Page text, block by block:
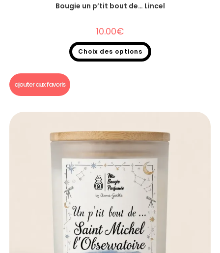
Bougie un p’tit bout de… Lincel
10.00€
Choix des options
ajouter aux favoris